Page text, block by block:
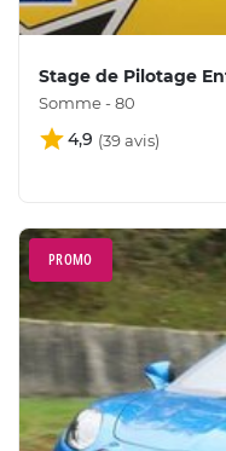
Stage de Pilotage
Somme - 80
4,9
PROMO